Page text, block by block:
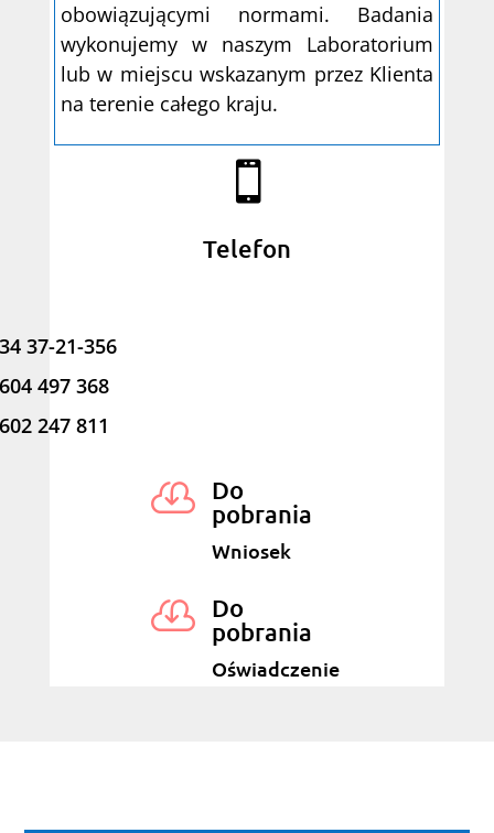
obowiązującymi normami. Badania
wykonujemy w naszym Laboratorium
lub w miejscu wskazanym przez Klienta
na terenie całego kraju.

Telefon
34 37-21-356
604 497 368
602 247 811
 Do
pobrania
Wniosek
 Do
pobrania
Oświadczenie